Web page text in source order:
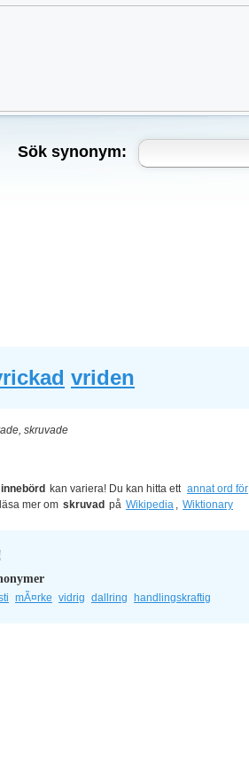
Sök synonym:
vriden
skruvade
innebörd kan variera! Du kan hitta ett annat ord för
mer om skruvad på Wikipedia , Wiktionary
mÃ¤rke vidrig dallring handlingskraftig